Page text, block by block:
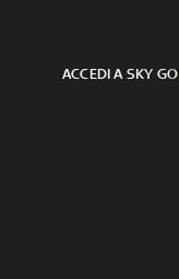
ACCEDI A SKY GO